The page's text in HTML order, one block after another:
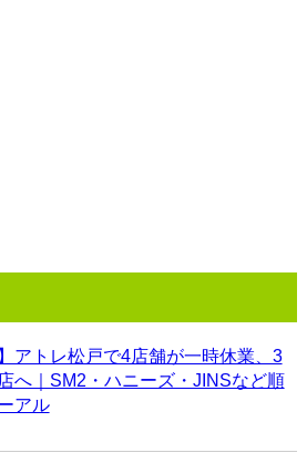
アトレ松戸で4店舗が一時休業、3
へ｜SM2・ハニーズ・JINSなど順
アル